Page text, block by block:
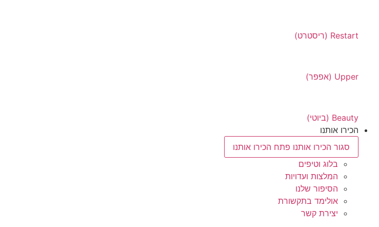
Restart (ריסטרט)
Upper (אפפר)
Beauty (ביוטי)
הכירו אותנו
סגור הכירו אותנו פתח הכירו אותנו
בלוג וטיפים
המלצות ועדויות
הסיפור שלנו
אולימד בתקשורת
יצירת קשר